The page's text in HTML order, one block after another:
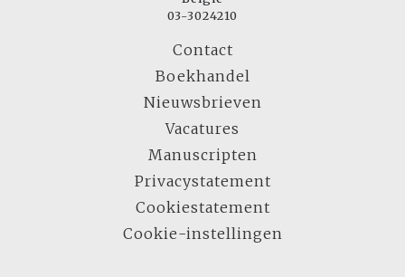
03-3024210
Contact
Boekhandel
Nieuwsbrieven
Vacatures
Manuscripten
Privacystatement
Cookiestatement
Cookie-instellingen